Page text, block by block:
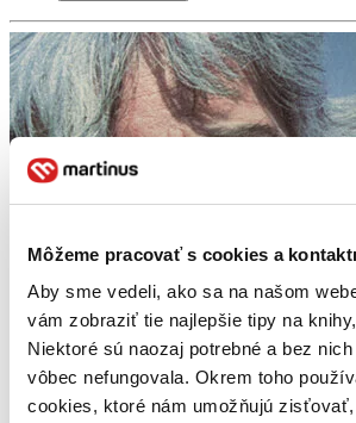
Môžeme pracovať s cookies a
Aby sme vedeli, ako sa na našom
vám zobraziť tie najlepšie tipy na
Niektoré sú naozaj potrebné a bez
vôbec nefungovala. Okrem toho
cookies, ktoré nám umožňujú